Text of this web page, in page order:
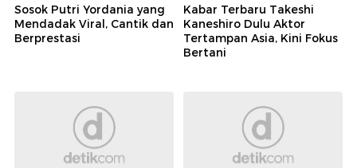
Sosok Putri Yordania yang
Mendadak Viral, Cantik dan
Berprestasi
Kabar Terbaru Takeshi
Kaneshiro Dulu Aktor
Tertampan Asia, Kini Fokus
Bertani